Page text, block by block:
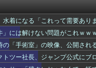
んだ。そして「俺が一番偉いっ
、ミサイル部隊90人派遣開始
？
～究極LT～」の初打ち感想 出
衝撃を受けてリアルに2ｍく
映像、公開される。医療従事
=竜【8/6】
で特別サービスをやってしま
水着になる「これって需要あり
」には解けない問題がこれｗｗ
の「手術室」の映像、公開され
トツー社長、ジャンプ公式にブ